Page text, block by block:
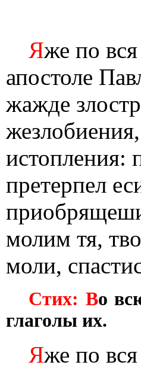
Яже по
апостоле
жажде
истопления:
претерпел
молим тя,
моли,
Стих: Во
глаголы их.
Яже по